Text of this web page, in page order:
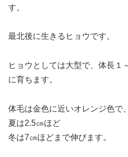
す。
最北後に生きるヒョウです。
ヒョウとしては大型で、体長１
に育ちます。
体毛は金色に近いオレンジ色で、
夏は2.5㎝ほど
冬は7㎝ほどまで伸びます。